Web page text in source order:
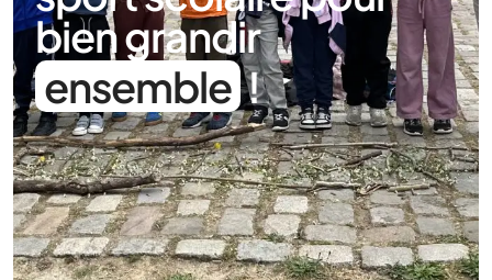
bien grandir
ensemble!